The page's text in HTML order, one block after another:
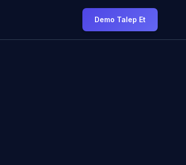
Demo Talep Et